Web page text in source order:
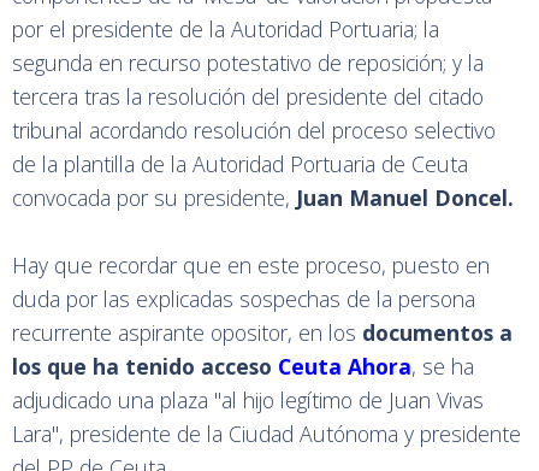
componentes de la 'Mesa' de valoración propuesta
por el presidente de la Autoridad Portuaria; la
segunda en recurso potestativo de reposición; y la
tercera tras la resolución del presidente del citado
tribunal acordando resolución del proceso selectivo
de la plantilla de la Autoridad Portuaria de Ceuta
convocada por su presidente,Juan Manuel Doncel.
Hay que recordar que en este proceso, puesto en
duda por las explicadas sospechas de la persona
recurrente aspirante opositor, en losdocumentos a
los que ha tenido acceso
Ceuta Ahora
, se ha
adjudicado una plaza "al hijo legítimo de Juan Vivas
Lara", presidente de la Ciudad Autónoma y presidente